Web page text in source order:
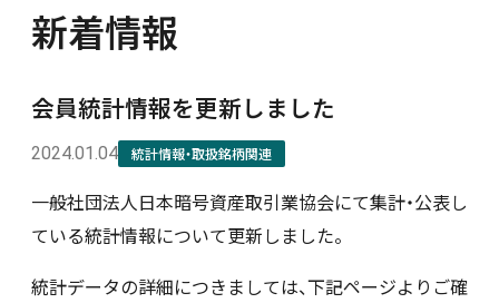
協会概要
規則・ガイドライン
会員紹介
新着情報
会員統計情報を更新しました
2024.01.04 統計情報・取扱銘柄関連
一般社団法人日本暗号資産取引業協会にて集計・公表し
ている統計情報について更新しました。
統計データの詳細につきましては、下記ページよりご確